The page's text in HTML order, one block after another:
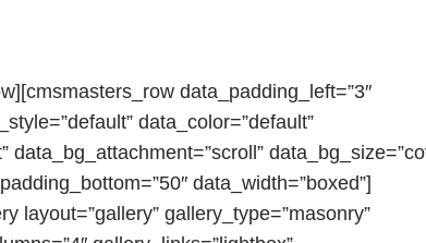
data_padding_left=”3″
data_color=”default”
data_width=”boxed”]
layout=”gallery” gallery_type=”masonry”